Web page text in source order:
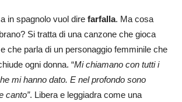
in spagnolo vuol dire farfalla. Ma cosa
Si tratta di una canzone che gioca
che parla di un personaggio femminile che
ogni donna. “Mi chiamano con tutti i
mi hanno dato. E nel profondo sono
canto”. Libera e leggiadra come una